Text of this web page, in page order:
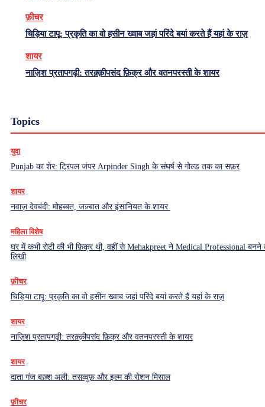
फ़ीचर
चिड़िया टापू: प्रकृति का वो हसीन ख्वाब जहां परिंदे बयां करते हैं यहां के राज़
शायर
नाज़िश प्रतापगढ़ी: तरक़्क़ीपसंद फ़िक्र और वतनपरस्ती के शायर
Topics
युवा
Punjab का शेर: ट्रिपल जंपर Arpinder Singh के संघर्ष से गोल्ड तक का सफ़र
शायर
नवाज़ देवबंदी: मोहब्बत, जज़्बात और इंसानियत के शायर
महिला विशेष
घर में कभी रोटी की भी फ़िक्र थी, वहीं से Mehakpreet ने Medical Professional बनने
लिखी
फ़ीचर
चिड़िया टापू: प्रकृति का वो हसीन ख्वाब जहां परिंदे बयां करते हैं यहां के राज़
शायर
नाज़िश प्रतापगढ़ी: तरक़्क़ीपसंद फ़िक्र और वतनपरस्ती के शायर
शायर
दाता गंज बख़्श अली: तसव्वुफ़ और इल्म की रोशन मिसाल
फ़ीचर